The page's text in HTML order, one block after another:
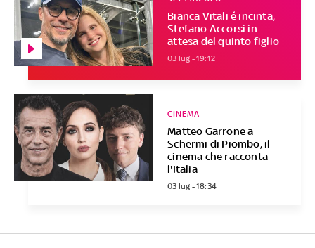
Bianca Vitali é incinta,
Stefano Accorsi in
attesa del quinto figlio
03 lug - 19:12
Matteo Garrone a
Schermi di Piombo, il
cinema che racconta
l'Italia
CINEMA
03 lug - 18:34